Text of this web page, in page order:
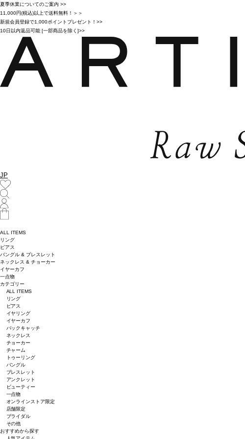
夏季休業についてのご案内 >>
11,000円(税込)以上で送料無料！＞＞
新規会員登録で1,000ポイントプレゼント！>>
10日以内返品可能 [一部商品を除く]>>
JP
ALL ITEMS
リング
ピアス
バングル & ブレスレット
ネックレス & チョーカー
イヤーカフ
一点物
カテゴリー
ALL ITEMS
リング
ピアス
イヤリング
イヤーカフ
バックキャッチ
ネックレス
チョーカー
チャーム
トゥーリング
バングル
ブレスレット
アンクレット
ビューティー
一点物
オンラインストア限定
店舗限定
ブライダル
その他
おすすめから探す